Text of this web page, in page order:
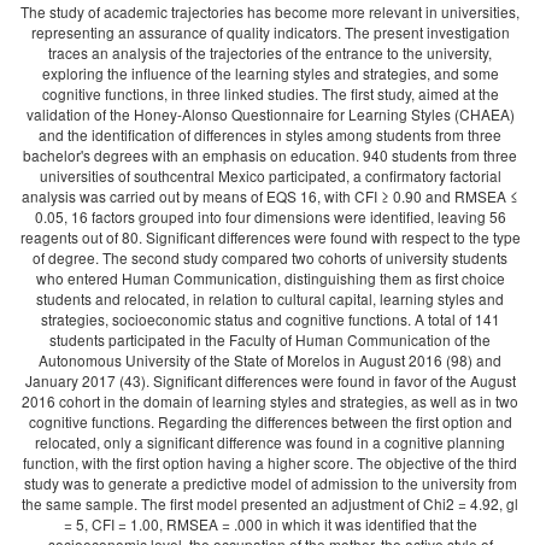
The study of academic trajectories has become more relevant in universities,
representing an assurance of quality indicators. The present investigation
traces an analysis of the trajectories of the entrance to the university,
exploring the influence of the learning styles and strategies, and some
cognitive functions, in three linked studies. The first study, aimed at the
validation of the Honey-Alonso Questionnaire for Learning Styles (CHAEA)
and the identification of differences in styles among students from three
bachelor's degrees with an emphasis on education. 940 students from three
universities of southcentral Mexico participated, a confirmatory factorial
analysis was carried out by means of EQS 16, with CFI ≥ 0.90 and RMSEA ≤
0.05, 16 factors grouped into four dimensions were identified, leaving 56
reagents out of 80. Significant differences were found with respect to the type
of degree. The second study compared two cohorts of university students
who entered Human Communication, distinguishing them as first choice
students and relocated, in relation to cultural capital, learning styles and
strategies, socioeconomic status and cognitive functions. A total of 141
students participated in the Faculty of Human Communication of the
Autonomous University of the State of Morelos in August 2016 (98) and
January 2017 (43). Significant differences were found in favor of the August
2016 cohort in the domain of learning styles and strategies, as well as in two
cognitive functions. Regarding the differences between the first option and
relocated, only a significant difference was found in a cognitive planning
function, with the first option having a higher score. The objective of the third
study was to generate a predictive model of admission to the university from
the same sample. The first model presented an adjustment of Chi2 = 4.92, gl
= 5, CFI = 1.00, RMSEA = .000 in which it was identified that the